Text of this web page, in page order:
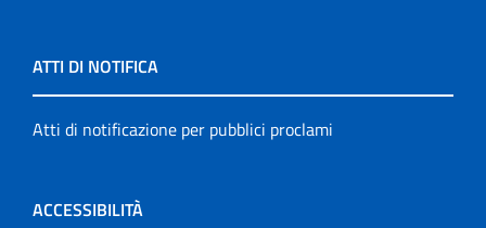
ATTI DI NOTIFICA
Atti di notificazione per pubblici proclami
ACCESSIBILITÀ